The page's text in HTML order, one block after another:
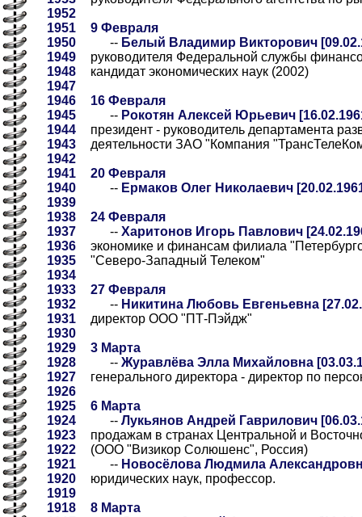
1952
1951
1950
1949
1948
1947
1946
1945
1944
1943
1942
1941
1940
1939
1938
1937
1936
1935
1934
1933
1932
1931
1930
1929
1928
1927
1926
1925
1924
1923
1922
1921
1920
1919
1918
9 Февраля
-- Белый Владимир Викторович
руководителя Федеральной службы
кандидат экономических наук (2002)
16 Февраля
-- Рокотян Алексей Юрьевич
президент - руководитель департамента
деятельности ЗАО "Компания
20 Февраля
-- Ермаков Олег Николаевич
24 Февраля
-- Харитонов Игорь Павлович
экономике и финансам филиала
"Северо-Западный Телеком"
27 Февраля
-- Никитина Любовь Евгеньевна
директор ООО "ПТ-Пэйдж"
3 Марта
-- Журавлёва Элла Михайловна
генерального директора - директор по
6 Марта
-- Лукьянов Андрей Гаврилович
продажам в странах Центральной и
(ООО "Визикор Солюшенс", Россия)
-- Новосёлова Людмила
юридических наук, профессор.
8 Марта